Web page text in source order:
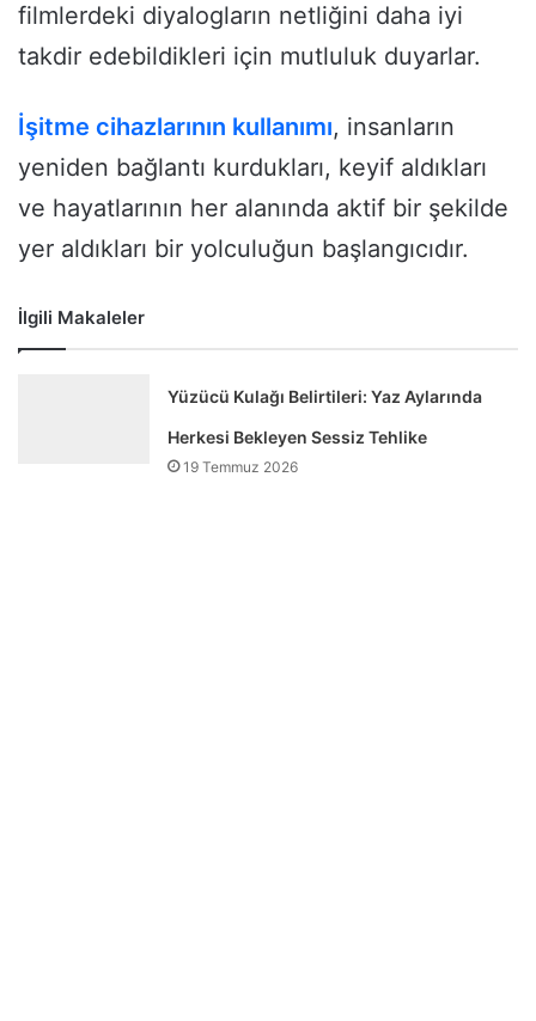
filmlerdeki diyalogların netliğini daha iyi
takdir edebildikleri için mutluluk duyarlar.
İşitme cihazlarının kullanımı, insanların
yeniden bağlantı kurdukları, keyif aldıkları
ve hayatlarının her alanında aktif bir şekilde
yer aldıkları bir yolculuğun başlangıcıdır.
İlgili Makaleler
Yüzücü Kulağı Belirtileri: Yaz Aylarında
Herkesi Bekleyen Sessiz Tehlike
19 Temmuz 2026